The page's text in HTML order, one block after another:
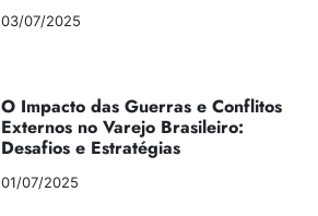
03/07/2025
O Impacto das Guerras e Conflitos
Externos no Varejo Brasileiro:
Desafios e Estratégias
01/07/2025